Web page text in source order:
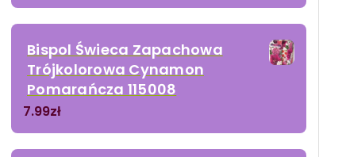
Bispol Świeca Zapachowa
Trójkolorowa Cynamon
Pomarańcza 115008
7.99zł